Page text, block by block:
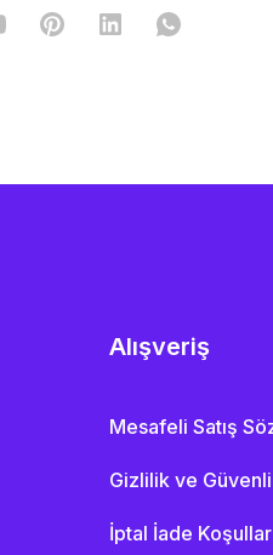
Alışveriş
Mesafeli Satış
Gizlilik ve
İptal İade